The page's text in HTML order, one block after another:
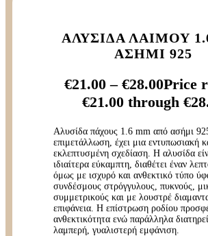
ΑΛΥΣΊΔΑ ΛΑΙΜΟΎ
ΑΣΉΜΙ 925
€21.00 – €28.00Price
€21.00 through
Αλυσίδα πάχους 1.6 mm από ασήμι
επιμετάλλωση, έχει μια εντυπωσιακή
εκλεπτυσμένη σχεδίαση. Η αλυσίδα
ιδιαίτερα εύκαμπτη, διαθέτει έναν
όμως με ισχυρό και ανθεκτικό τύπο
συνδέσμους στρόγγυλους, πυκνούς,
συμμετρικούς και με λουστρέ
επιφάνεια. Η επίστρωση ροδίου
ανθεκτικότητα ενώ παράλληλα
λαμπερή, γυαλιστερή εμφάνιση.